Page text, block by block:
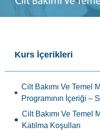
Kurs İçerikleri
Cilt Bakımı Ve Temel
Programının İçeriği –
Cilt Bakımı Ve Temel
Katılma Koşulları